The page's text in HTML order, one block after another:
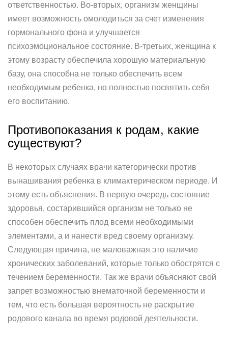
ответственностью. Во-вторых, организм женщины
имеет возможность омолодиться за счет изменения
гормонального фона и улучшается
психоэмоциональное состояние. В-третьих, женщина к
этому возрасту обеспечила хорошую материальную
базу, она способна не только обеспечить всем
необходимым ребенка, но полностью посвятить себя
его воспитанию.
Противопоказания к родам, какие
существуют?
В некоторых случаях врачи категорически против
вынашивания ребенка в климактерическом периоде. И
этому есть объяснения. В первую очередь состояние
здоровья, состарившийся организм не только не
способен обеспечить плод всеми необходимыми
элементами, а и нанести вред своему организму.
Следующая причина, не маловажная это наличие
хронических заболеваний, которые только обострятся с
течением беременности. Так же врачи объясняют свой
запрет возможностью внематочной беременности и
тем, что есть большая вероятность не раскрытие
родового канала во время родовой деятельности.